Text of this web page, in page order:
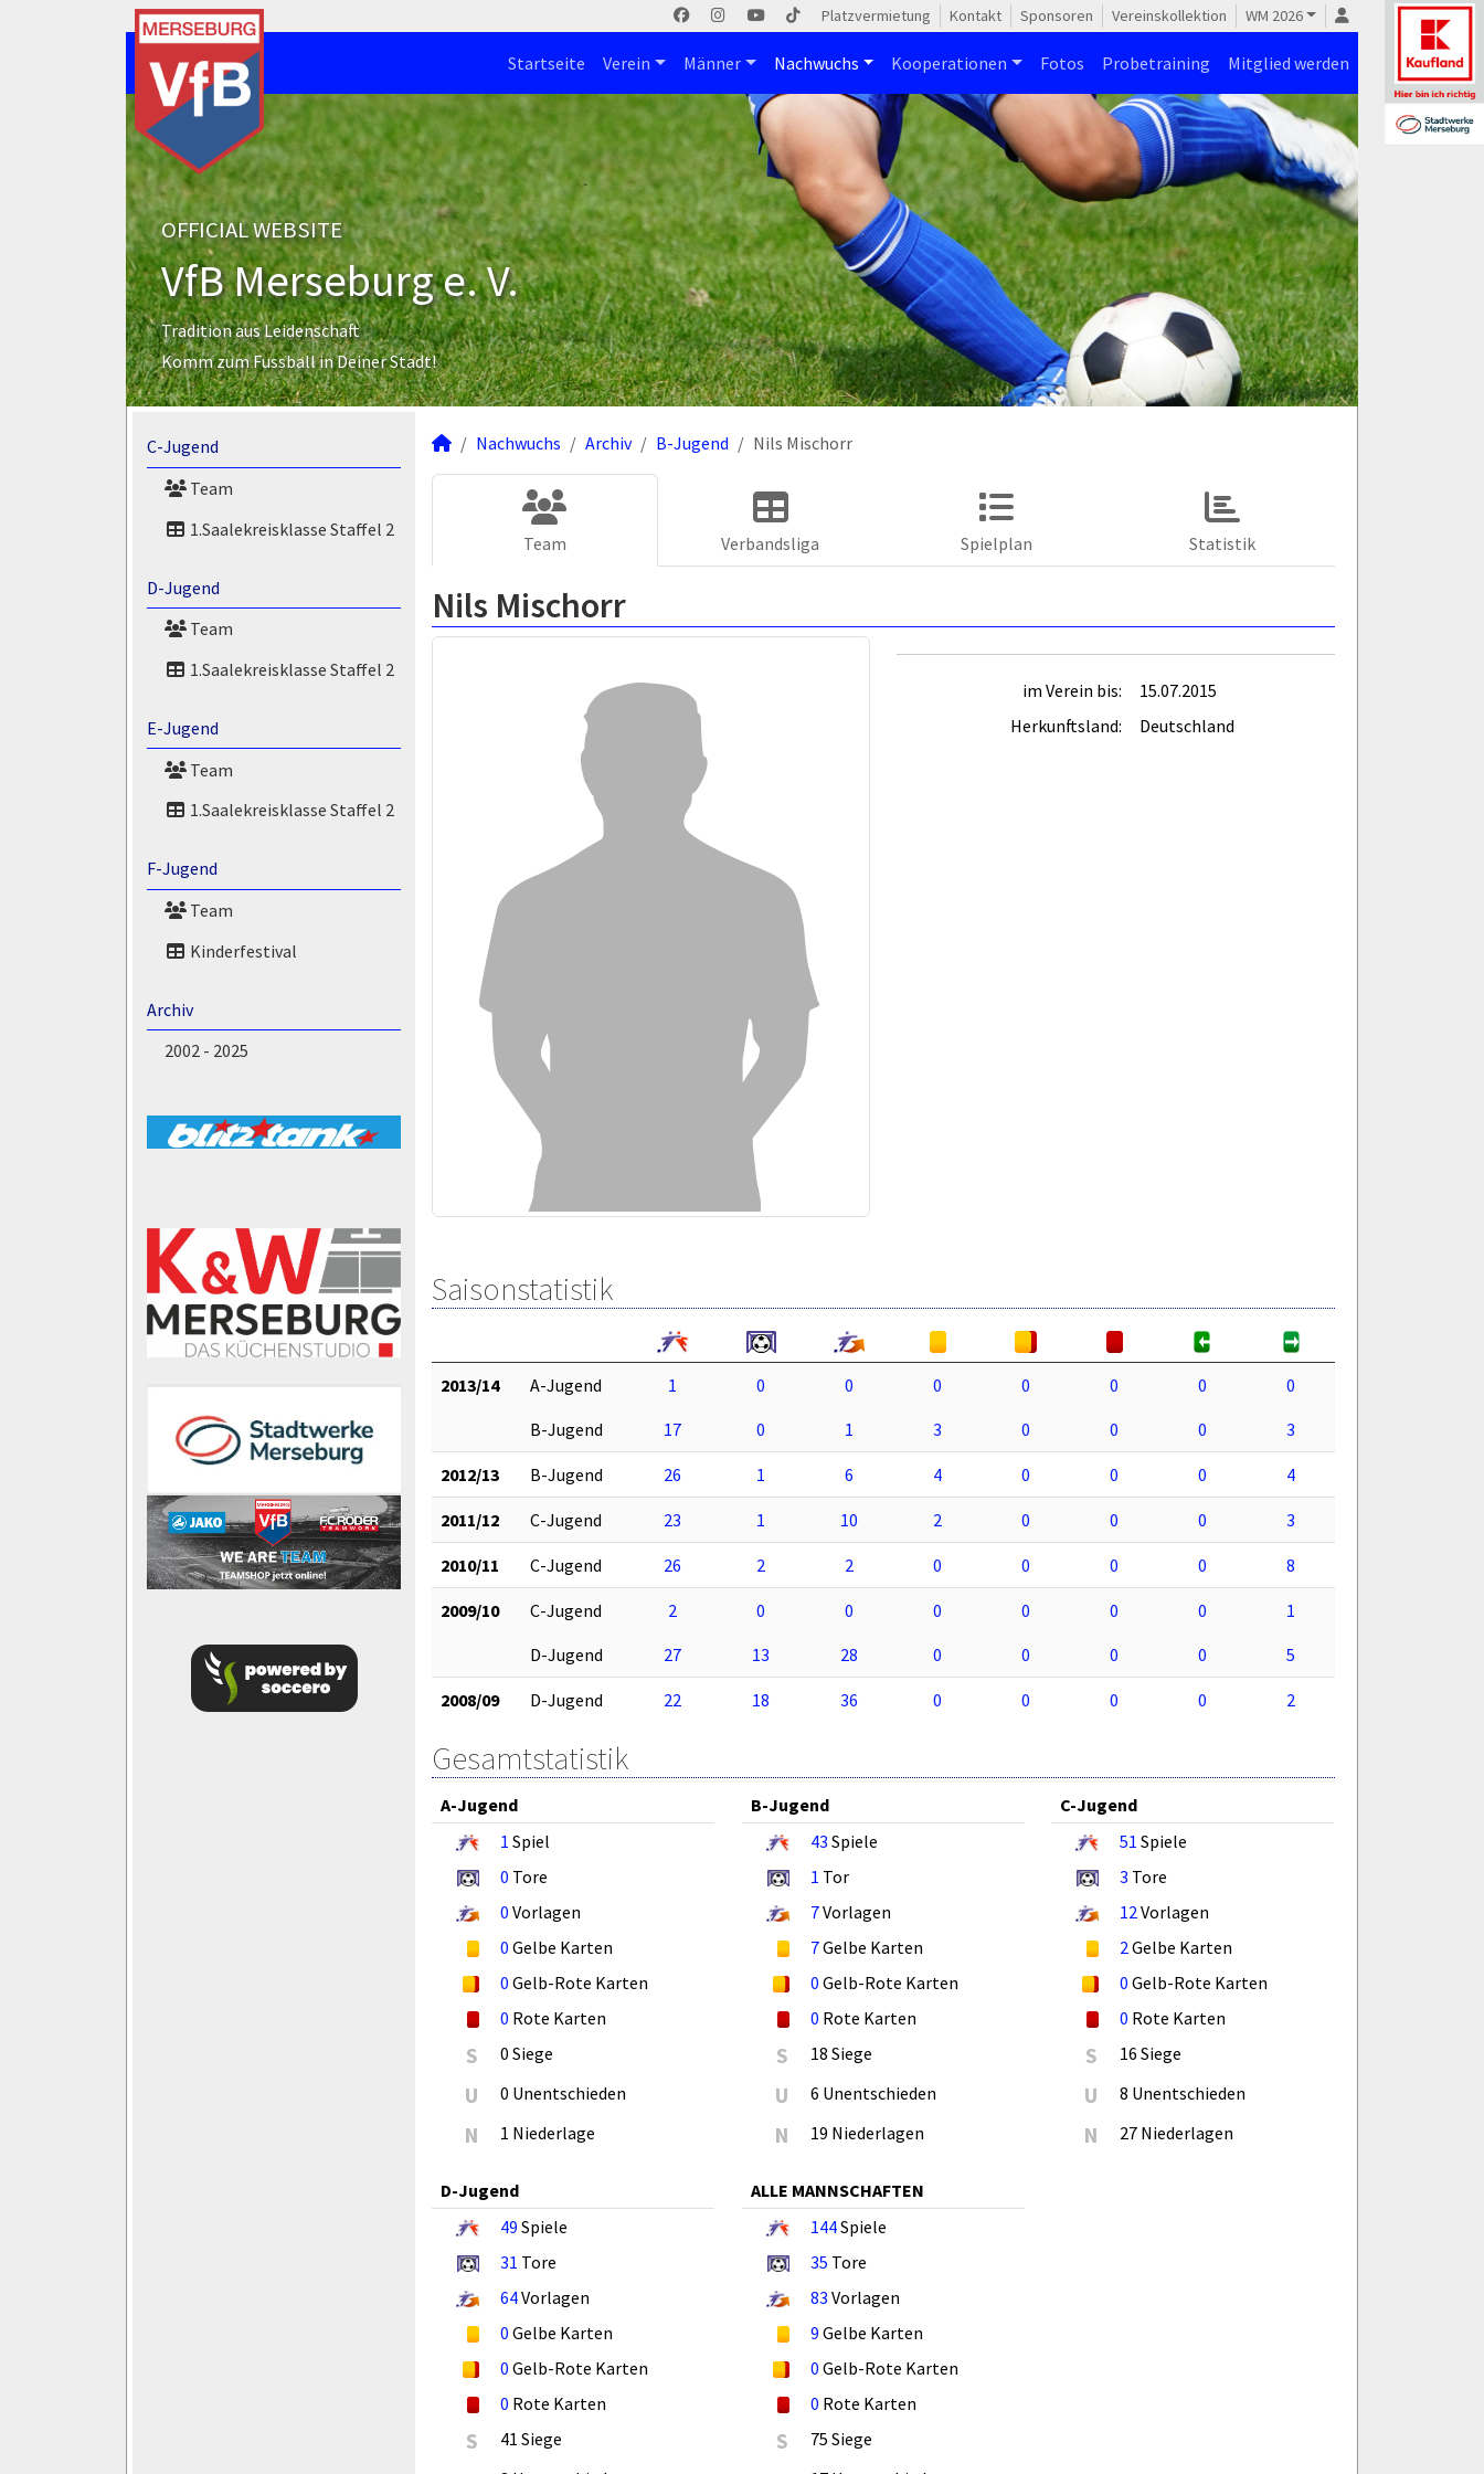
Platzvermietung Kontakt Sponsoren Vereinskollektion WM 2026
Startseite Verein Männer Nachwuchs Kooperationen Fotos Probetraining Mitglied werden
OFFICIAL WEBSITE
VfB Merseburg e. V.
Tradition aus Leidenschaft
Komm zum Fussball in Deiner Stadt!
C-Jugend
Team
1.Saalekreisklasse Staffel 2
D-Jugend
Team
1.Saalekreisklasse Staffel 2
E-Jugend
Team
1.Saalekreisklasse Staffel 2
F-Jugend
Team
Kinderfestival
Archiv
2002 - 2025
Nachwuchs Archiv B-Jugend Nils Mischorr
Team Verbandsliga Spielplan Statistik
Nils Mischorr
im Verein bis:
15.07.2015
Herkunftsland:
Deutschland
Saisonstatistik
2013/14 A-Jugend 1 0 0 0 0 0 0
0
B-Jugend
17 0 1 3 0 0 0 3
2012/13 B-Jugend 26 1 6 4 0 0 0 4
2011/12 C-Jugend 23 1 10 2 0 0 0 3
2010/11 C-Jugend 26 2 2 0 0 0 0 8
2009/10 C-Jugend 2 0 0 0 0 0 0
1
D-Jugend
27 13 28 0 0 0 0 5
2008/09 D-Jugend 22 18 36 0 0 0 0 2
Gesamtstatistik
A-Jugend
1 Spiel
0 Tore
0 Vorlagen
0 Gelbe Karten
0 Gelb-Rote Karten
0 Rote Karten
S 0 Siege
U 0 Unentschieden
N 1 Niederlage
B-Jugend
43 Spiele
1 Tor
7Vorlagen
7Gelbe Karten
0 Gelb-Rote Karten
0 Rote Karten
S 18 Siege
U 6 Unentschieden
N 19 Niederlagen
C-Jugend
51 Spiele
3 Tore
12Vorlagen
2Gelbe Karten
0 Gelb-Rote Karten
0 Rote Karten
S 16 Siege
U 8 Unentschieden
N 27 Niederlagen
D-Jugend
49 Spiele
31 Tore
64Vorlagen
0 Gelbe Karten
0 Gelb-Rote Karten
0 Rote Karten
S 41 Siege
ALLE MANNSCHAFTEN
144Spiele
35 Tore
83 Vorlagen
9 Gelbe Karten
0 Gelb-Rote Karten
0 Rote Karten
S 75 Siege